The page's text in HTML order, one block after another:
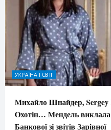
УКРАЇНА І СВІТ
Михайло Шнайдер, Sergey
Охотін… Мендель виклала
Банкової зі звітів Зарівної